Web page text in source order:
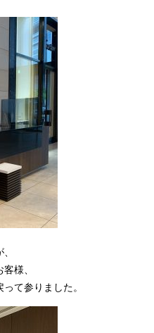
様、
て参りました。